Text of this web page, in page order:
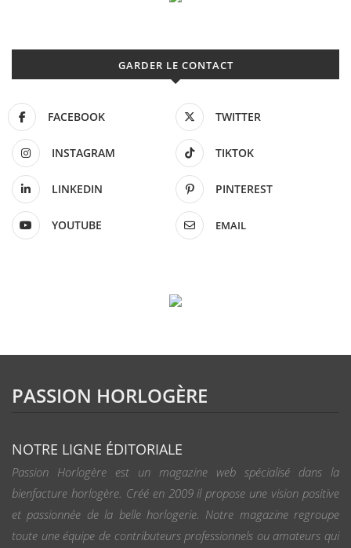
GARDER LE CONTACT
FACEBOOK TWITTER
INSTAGRAM TIKTOK
LINKEDIN PINTEREST
YOUTUBE EMAIL
PASSION HORLOGÈRE
NOTRE LIGNE ÉDITORIALE
Passion Horlogère est un magazine web spécialisé dans la
bienfacture horlogère. Créé en 2009 il propose une vision positive
et passionnée de la belle horlogerie. Notre magazine regroupe
toute une équipe de contributeurs professionnels ou amateurs qui